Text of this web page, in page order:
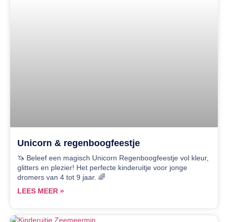
Unicorn & regenboogfeestje
🦄 Beleef een magisch Unicorn Regenboogfeestje vol kleur,
glitters en plezier! Het perfecte kinderuitje voor jonge
dromers van 4 tot 9 jaar. 🌈
LEES MEER »